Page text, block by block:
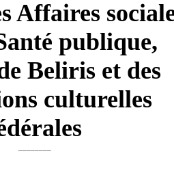
Affaires
publique,
Beliris et des
culturelles